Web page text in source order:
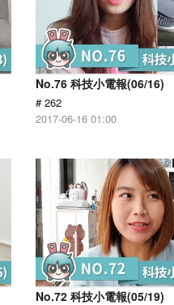
No.76 科技小電報(06/16)
# 262
2017-06-16 01:00
No.72 科技小電報(05/19)